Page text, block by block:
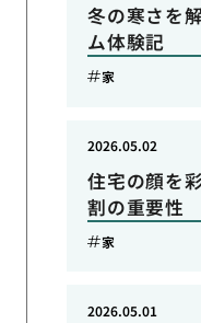
冬の寒さを
ム体験記
家
住宅の顔を
割の重要性
2026.05.02
家
2026.05.01